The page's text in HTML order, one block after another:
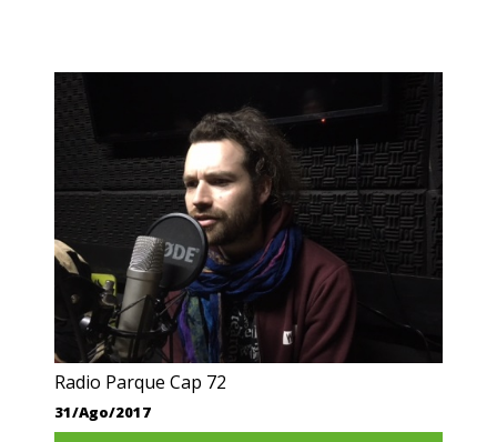
Radio Parque Cap 72
31/Ago/2017